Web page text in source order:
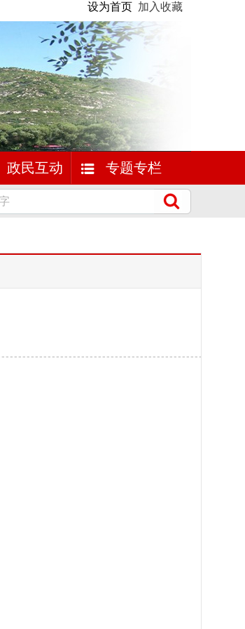
设为首页 加入收藏
政民互动 专题专栏